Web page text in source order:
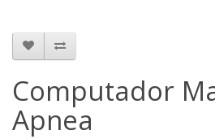
Computador
Apnea